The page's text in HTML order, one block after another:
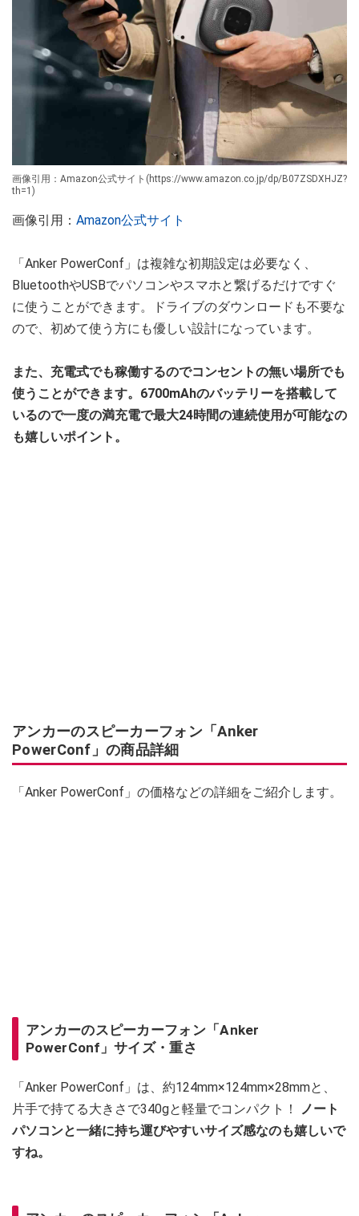
画像引用：Amazon公式サイト(https://www.amazon.co.jp/dp/B07ZSDXHJZ?
th=1)
画像引用： Amazon公式サイト
「Anker PowerConf」は複雑な初期設定は必要なく、
BluetoothやUSBでパソコンやスマホと繋げるだけですぐ
に使うことができます。ドライブのダウンロードも不要な
ので、初めて使う方にも優しい設計になっています。
また、充電式でも稼働するのでコンセントの無い場所でも
使うことができます。6700mAhのバッテリーを搭載して
いるので一度の満充電で最大24時間の連続使用が可能なの
も嬉しいポイント。
アンカーのスピーカーフォン「Anker
PowerConf」の商品詳細
「Anker PowerConf」の価格などの詳細をご紹介します。
アンカーのスピーカーフォン「Anker
PowerConf」サイズ・重さ
「Anker PowerConf」は、約124mm×124mm×28mmと、
片手で持てる大きさで340gと軽量でコンパクト！
ノート
パソコンと一緒に持ち運びやすいサイズ感なのも嬉しいで
すね。